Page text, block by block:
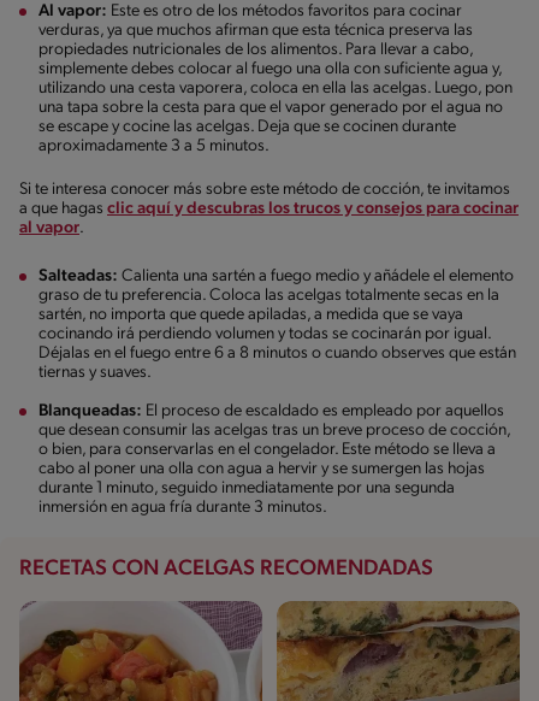
Al vapor: Este es otro de los métodos favoritos para cocinar
verduras, ya que muchos afirman que esta técnica preserva las
propiedades nutricionales de los alimentos. Para llevar a cabo,
simplemente debes colocar al fuego una olla con suficiente agua y,
utilizando una cesta vaporera, coloca en ella las acelgas. Luego, pon
una tapa sobre la cesta para que el vapor generado por el agua no
se escape y cocine las acelgas. Deja que se cocinen durante
aproximadamente 3 a 5 minutos.
Si te interesa conocer más sobre este método de cocción, te invitamos
a que hagas clic aquí y descubras los trucos y consejos para cocinar
al vapor.
Salteadas: Calienta una sartén a fuego medio y añádele el elemento
graso de tu preferencia. Coloca las acelgas totalmente secas en la
sartén, no importa que quede apiladas, a medida que se vaya
cocinando irá perdiendo volumen y todas se cocinarán por igual.
Déjalas en el fuego entre 6 a 8 minutos o cuando observes que están
tiernas y suaves.
Blanqueadas: El proceso de escaldado es empleado por aquellos
que desean consumir las acelgas tras un breve proceso de cocción,
o bien, para conservarlas en el congelador. Este método se lleva a
cabo al poner una olla con agua a hervir y se sumergen las hojas
durante 1 minuto, seguido inmediatamente por una segunda
inmersión en agua fría durante 3 minutos.
RECETAS CON ACELGAS RECOMENDADAS